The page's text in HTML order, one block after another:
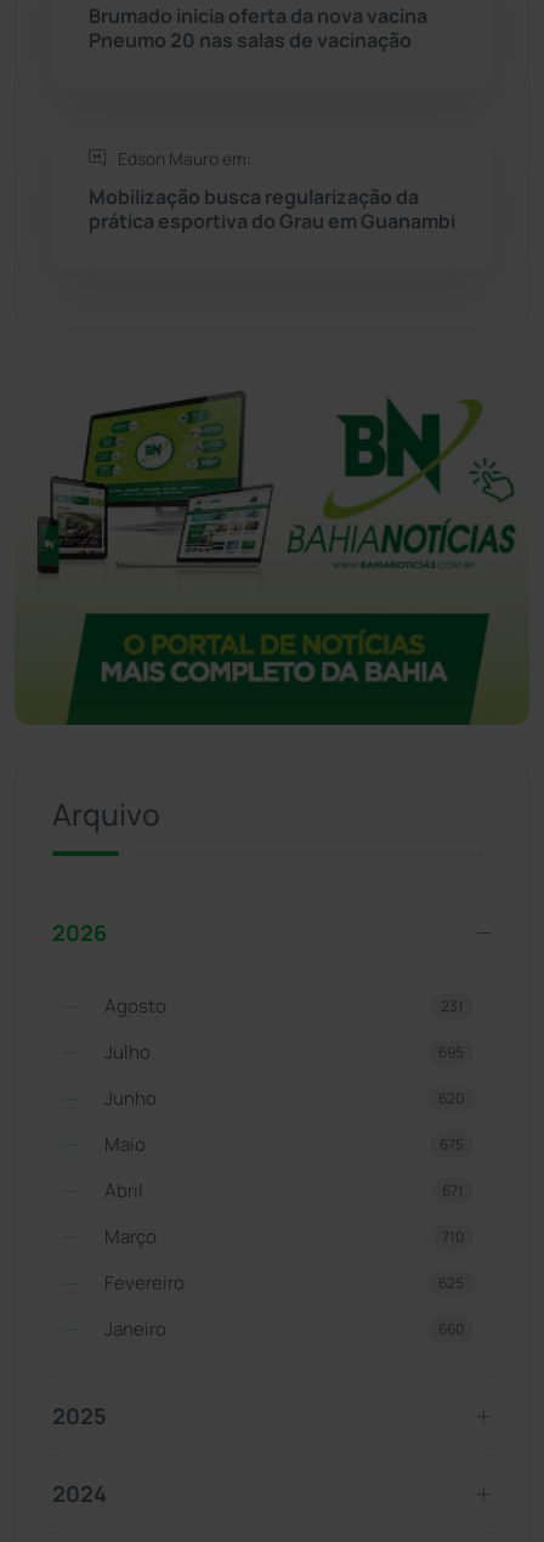
Tanhaçu
Brumado inicia oferta da nova vacina
Pneumo 20 nas salas de vacinação
Edson Mauro em:
Mobilização busca regularização da
prática esportiva do Grau em Guanambi
Arquivo
2026
Agosto 231
Julho 695
Junho 620
Maio 675
Abril 671
Março 710
Fevereiro 625
Janeiro 660
2025
2024